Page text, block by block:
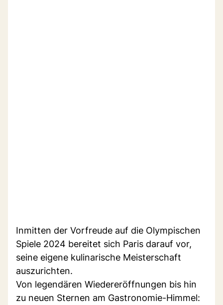
Inmitten der Vorfreude auf die Olympischen
Spiele 2024 bereitet sich Paris darauf vor,
seine eigene kulinarische Meisterschaft
auszurichten.
Von legendären Wiedereröffnungen bis hin
zu neuen Sternen am Gastronomie-Himmel: